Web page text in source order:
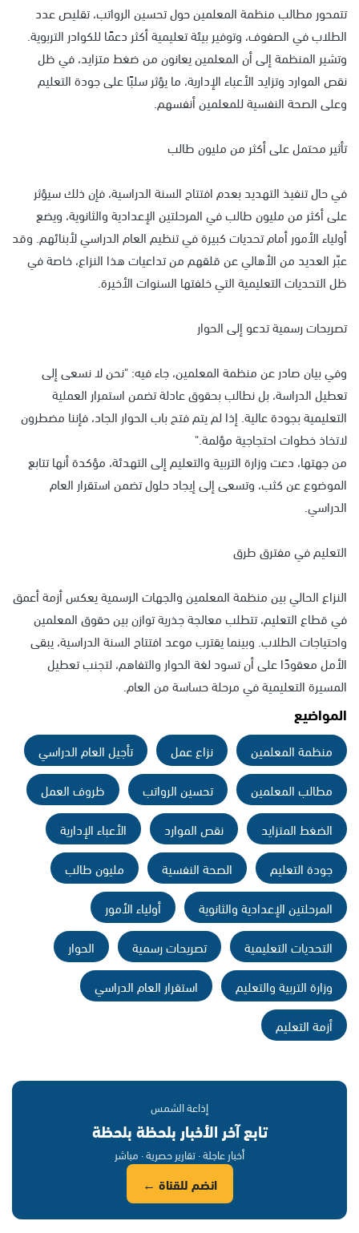
تتمحور مطالب منظمة المعلمين حول تحسين الرواتب، تقليص عدد
الطلاب في الصفوف، وتوفير بيئة تعليمية أكثر دعمًا للكوادر التربوية.
وتشير المنظمة إلى أن المعلمين يعانون من ضغط متزايد، في ظل
نقص الموارد وتزايد الأعباء الإدارية، ما يؤثر سلبًا على جودة التعليم
وعلى الصحة النفسية للمعلمين أنفسهم.
تأثير محتمل على أكثر من مليون طالب
في حال تنفيذ التهديد بعدم افتتاح السنة الدراسية، فإن ذلك سيؤثر
على أكثر من مليون طالب في المرحلتين الإعدادية والثانوية، ويضع
أولياء الأمور أمام تحديات كبيرة في تنظيم العام الدراسي لأبنائهم. وقد
عبّر العديد من الأهالي عن قلقهم من تداعيات هذا النزاع، خاصة في
ظل التحديات التعليمية التي خلفتها السنوات الأخيرة.
تصريحات رسمية تدعو إلى الحوار
وفي بيان صادر عن منظمة المعلمين، جاء فيه: "نحن لا نسعى إلى
تعطيل الدراسة، بل نطالب بحقوق عادلة تضمن استمرار العملية
التعليمية بجودة عالية. إذا لم يتم فتح باب الحوار الجاد، فإننا مضطرون
لاتخاذ خطوات احتجاجية مؤلمة."
من جهتها، دعت وزارة التربية والتعليم إلى التهدئة، مؤكدة أنها تتابع
الموضوع عن كثب، وتسعى إلى إيجاد حلول تضمن استقرار العام
الدراسي.
التعليم في مفترق طرق
النزاع الحالي بين منظمة المعلمين والجهات الرسمية يعكس أزمة أعمق
في قطاع التعليم، تتطلب معالجة جذرية توازن بين حقوق المعلمين
واحتياجات الطلاب. وبينما يقترب موعد افتتاح السنة الدراسية، يبقى
الأمل معقودًا على أن تسود لغة الحوار والتفاهم، لتجنب تعطيل
المسيرة التعليمية في مرحلة حساسة من العام.
المواضيع
منظمة المعلمين نزاع عمل
تأجيل العام الدراسي
مطالب المعلمين
تحسين الرواتب
ظروف العمل
الضغط المتزايد
نقص الموارد
الأعباء الإدارية
جودة التعليم
الصحة النفسية
مليون طالب
المرحلتين الإعدادية والثانوية
أولياء الأمور
التحديات التعليمية
تصريحات رسمية
الحوار
وزارة التربية والتعليم
استقرار العام الدراسي
أزمة التعليم
إذاعة الشمس
تابع آخر الأخبار بلحظة بلحظة
أخبار عاجلة · تقارير حصرية · مباشر
انضم للقناة ←